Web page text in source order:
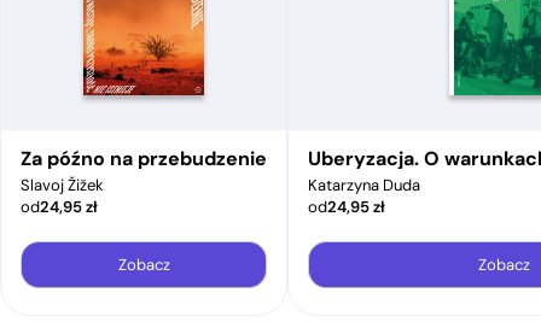
Za późno na przebudzenie
Slavoj Žižek
od24,95zł
Zobacz
Uberyzacja. O
Katarzyna Duda
od24,95zł
Zobacz